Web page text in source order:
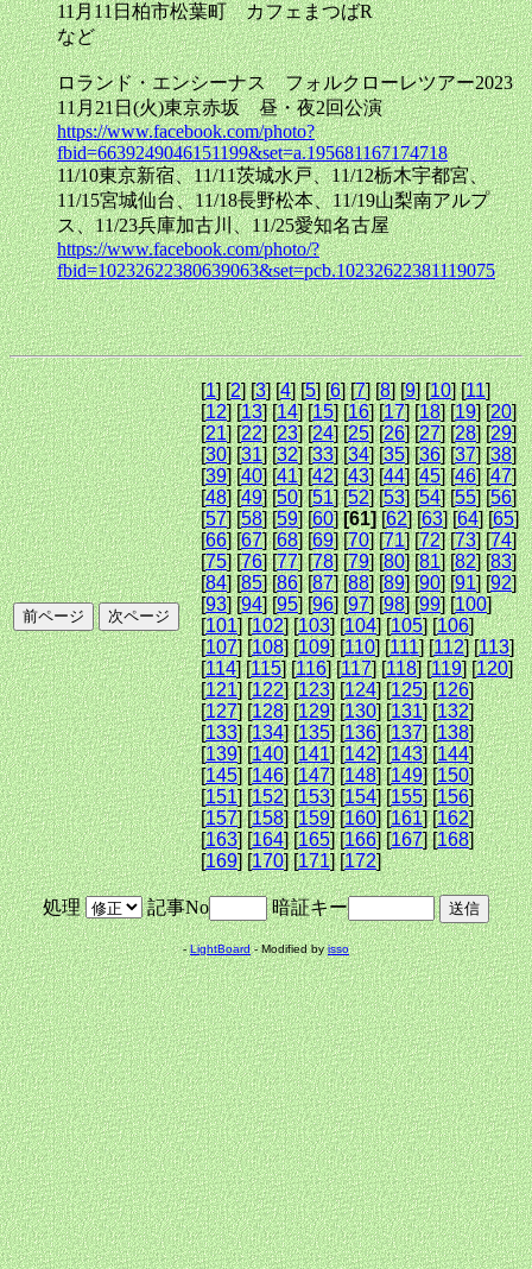
11月11日柏市松葉町 カフェまつばR
など
ロランド・エンシーナス フォルクローレツアー2023
11月21日(火)東京赤坂 昼・夜2回公演
https://www.facebook.com/photo?
fbid=6639249046151199&set=a.195681167174718
11/10東京新宿、11/11茨城水戸、11/12栃木宇都宮、
11/15宮城仙台、11/18長野松本、11/19山梨南アルプ
ス、11/23兵庫加古川、11/25愛知名古屋
https://www.facebook.com/photo/?
fbid=10232622380639063&set=pcb.10232622381119075
[1] [2] [3] [4] [5] [6] [7] [8] [9] [10] [11]
[12] [13] [14] [15] [16] [17] [18] [19] [20]
[21] [22] [23] [24] [25] [26] [27] [28] [29]
[30] [31] [32] [33] [34] [35] [36] [37] [38]
[39] [40] [41] [42] [43] [44] [45] [46] [47]
[48] [49] [50] [51] [52] [53] [54] [55] [56]
[57] [58] [59] [60][61][62] [63] [64] [65]
[66] [67] [68] [69] [70] [71] [72] [73] [74]
[75] [76] [77] [78] [79] [80] [81] [82] [83]
[84] [85] [86] [87] [88] [89] [90] [91] [92]
[93] [94] [95] [96] [97] [98] [99] [100]
[101] [102] [103] [104] [105] [106]
[107] [108] [109] [110] [111] [112] [113]
[114] [115] [116] [117] [118] [119] [120]
[121] [122] [123] [124] [125] [126]
[127] [128] [129] [130] [131] [132]
[133] [134] [135] [136] [137] [138]
[139] [140] [141] [142] [143] [144]
[145] [146] [147] [148] [149] [150]
[151] [152] [153] [154] [155] [156]
[157] [158] [159] [160] [161] [162]
[163] [164] [165] [166] [167] [168]
[169] [170] [171] [172]
処理 記事No 暗証キー
-LightBoard- Modified byisso